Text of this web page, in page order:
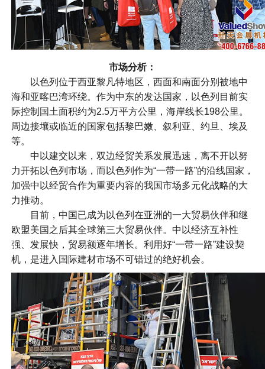
市场分析：
以色列位于西亚黎凡特地区，西面和南面分别被地中
海和亚喀巴湾环绕。作为中东的发达国家，以色列目前实
际控制国土面积约为2.5万平方公里，海岸线长198公里。
周边接壤或临近的国家包括黎巴嫩、叙利亚、约旦、埃及
等。
中以建交以来，双边经贸关系发展迅速，离不开以努
力开拓以色列市场，而以色列作为“一带一路”的沿线国家，
加强中以经贸合作为重要内容的我国市场多元化战略的大
力推动。
目前，中国已成为以色列在亚洲的一大贸易伙伴和继
欧盟美国之后其全球第三大贸易伙伴。中以经济互补性
强、发展快，贸易额逐年增长。利用好“一带一路”建设契
机，是进入国际建材市场不可错过的绝好机会。